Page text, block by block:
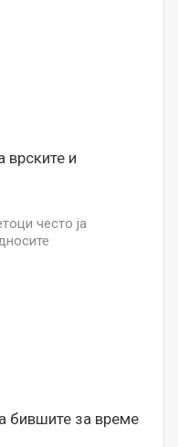
врските и
често ја
бившите за време